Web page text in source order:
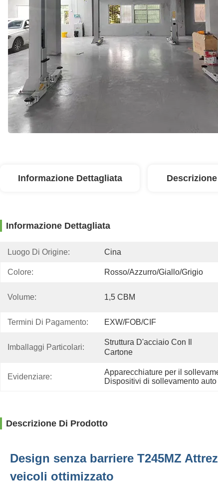
Informazione Dettagliata
Informazione Dettagliata
Luogo Di Origine: Cina
Colore: Rosso/azzurro/giallo/grigio
Volume: 1,5 CBM
Termini Di Pagamento: EXW/FOB/CIF
Imballaggi Particolari:
Struttura D'acciaio Con Il
Cartone
Evidenziare:
Apparecchiature per il
Dispositivi di sollevamento
Descrizione Di Prodotto
Design senza barriere T245MZ
veicoli ottimizzato